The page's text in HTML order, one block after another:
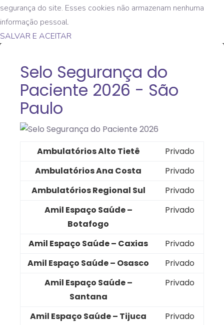
segurança do site. Esses cookies não armazenam nenhuma
informação pessoal.
SALVAR E ACEITAR
Selo Segurança do
Paciente 2026 - São
Paulo
Ambulatórios Alto Tietê
Privado
Ambulatórios Ana Costa
Privado
Ambulatórios Regional Sul
Privado
Amil Espaço Saúde –
Botafogo
Privado
Amil Espaço Saúde – Caxias
Privado
Amil Espaço Saúde – Osasco
Privado
Amil Espaço Saúde –
Santana
Privado
Amil Espaço Saúde – Tijuca
Privado